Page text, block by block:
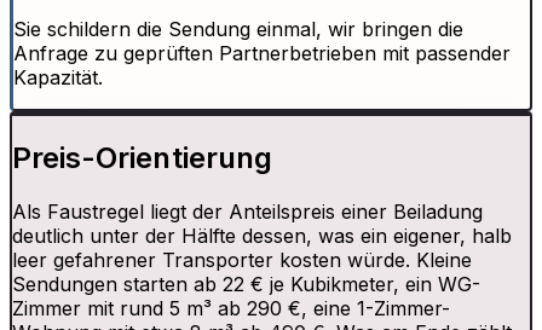
Sie schildern die Sendung einmal, wir bringen die
Anfrage zu geprüften Partnerbetrieben mit passender
Kapazität.
Preis-Orientierung
Als Faustregel liegt der Anteilspreis einer Beiladung
deutlich unter der Hälfte dessen, was ein eigener, halb
leer gefahrener Transporter kosten würde. Kleine
Sendungen starten ab 22 € je Kubikmeter, ein WG-
Zimmer mit rund 5 m³ ab 290 €, eine 1-Zimmer-